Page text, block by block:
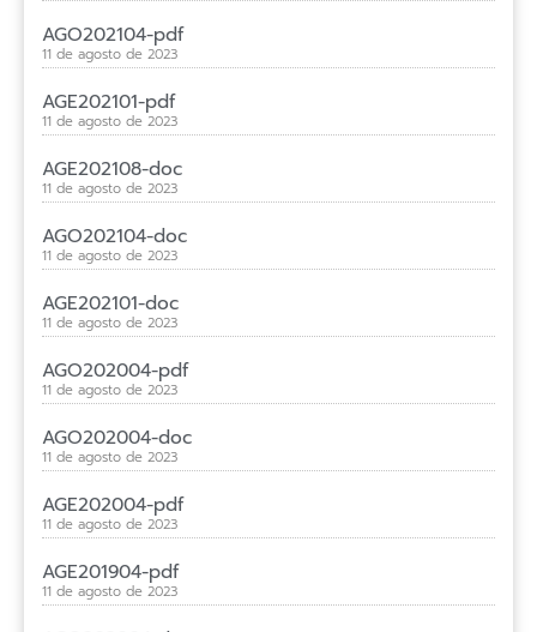
AGO202104-pdf
11 de agosto de 2023
AGE202101-pdf
11 de agosto de 2023
AGE202108-doc
11 de agosto de 2023
AGO202104-doc
11 de agosto de 2023
AGE202101-doc
11 de agosto de 2023
AGO202004-pdf
11 de agosto de 2023
AGO202004-doc
11 de agosto de 2023
AGE202004-pdf
11 de agosto de 2023
AGE201904-pdf
11 de agosto de 2023